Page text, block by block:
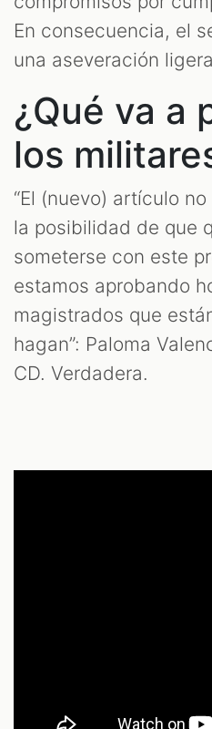
En consecuencia, el
una aseveración
¿Qué va a
los
“El (nuevo) artículo
la posibilidad de que
someterse con este
estamos aprobando
magistrados que
hagan”: Paloma
CD. Verdadera.